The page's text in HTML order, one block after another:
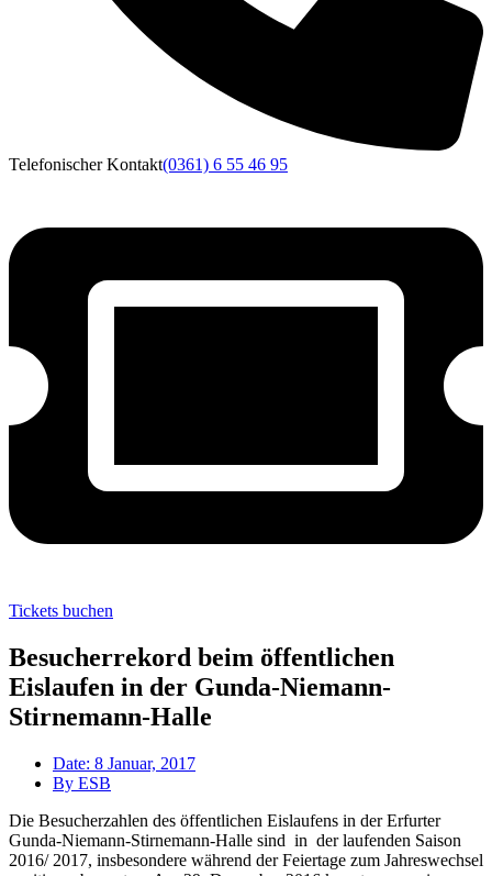
Telefonischer Kontakt(0361) 6 55 46 95
Tickets buchen
Besucherrekord beim öffentlichen
Eislaufen in der Gunda-Niemann-
Stirnemann-Halle
Date: 8 Januar, 2017
By ESB
Die Besucherzahlen des öffentlichen Eislaufens in der Erfurter
Gunda-Niemann-Stirnemann-Halle sind in der laufenden Saison
2016/ 2017, insbesondere während der Feiertage zum Jahreswechsel